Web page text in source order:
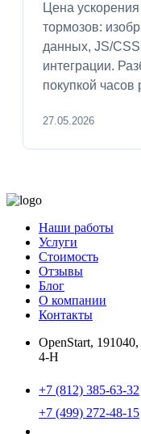
Цена
тормозов:
данных, JS/
интеграции.
покупкой часов
27.05.2026
Наши работы
Услуги
Стоимость
Отзывы
Блог
О компании
Контакты
OpenStart,
4-Н
+7 (812) 385-63-32
+7 (499) 272-48-15